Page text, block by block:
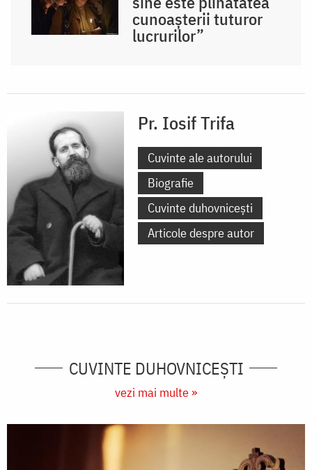
cunoașterii tuturor
lucrurilor”
Pr. Iosif Trifa
Cuvinte ale autorului
Biografie
Cuvinte duhovnicești
Articole despre autor
CUVINTE DUHOVNICEȘTI
vezi mai multe »